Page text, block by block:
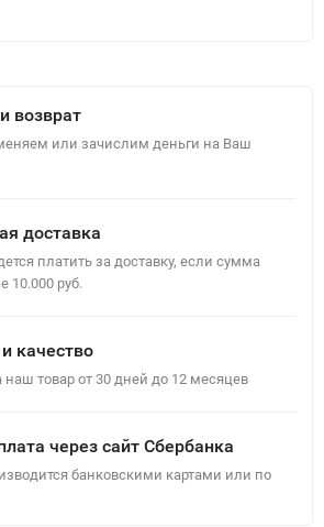
возврат
или зачислим деньги на Ваш
доставка
платить за доставку, если сумма
10.000 руб.
качество
наш товар от 30 дней до 12 месяцев
через сайт Сбербанка
банковскими картами или по